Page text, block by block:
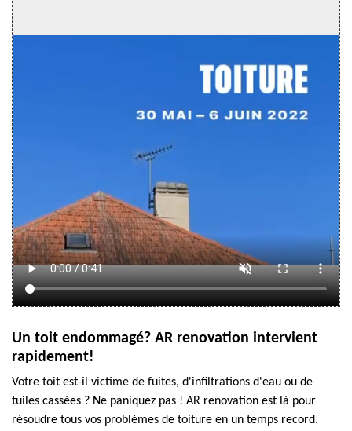
Un toit endommagé? AR renovation intervient
rapidement!
Votre toit est-il victime de fuites, d'infiltrations d'eau ou de
tuiles cassées ? Ne paniquez pas ! AR renovation est là pour
résoudre tous vos problèmes de toiture en un temps record.